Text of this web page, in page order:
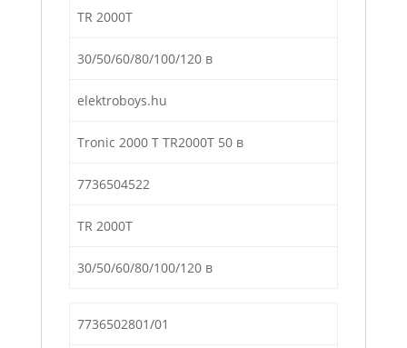
TR 2000T
30/50/60/80/100/120 в
elektroboys.hu
Tronic 2000 Т TR2000T 50 в
7736504522
TR 2000T
30/50/60/80/100/120 в
7736502801/01